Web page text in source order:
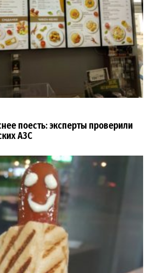
поесть: эксперты проверили
АЗС